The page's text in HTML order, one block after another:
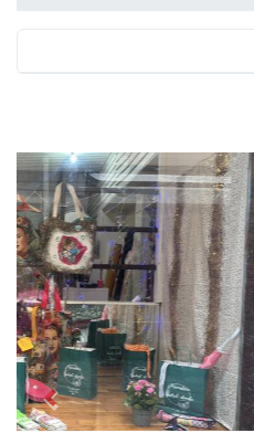
Previous